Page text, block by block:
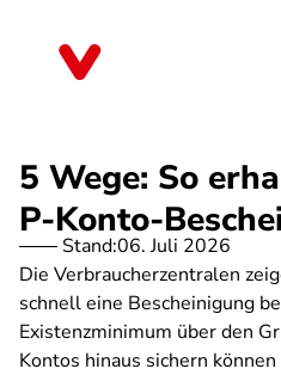
5 Wege: So
P-Konto-
Stand:06. Juli 2026
Die Verbraucherzentralen
schnell eine Bescheinigung
Existenzminimum über den
Kontos hinaus sichern